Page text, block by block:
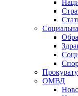
ОМВД